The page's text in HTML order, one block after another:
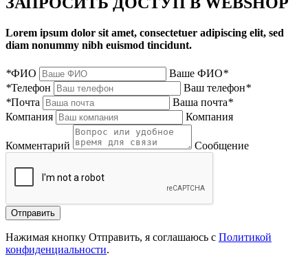
Lorem ipsum dolor sit amet, consectetuer adipiscing elit, sed
diam nonummy nibh euismod tincidunt.
*ФИО Ваше ФИО*
*Телефон Ваш телефон*
*Почта Ваша почта*
Компания
Компания
Комментарий Сообщение
Нажимая кнопку Отправить, я соглашаюсь с Политикой
конфиденциальности.